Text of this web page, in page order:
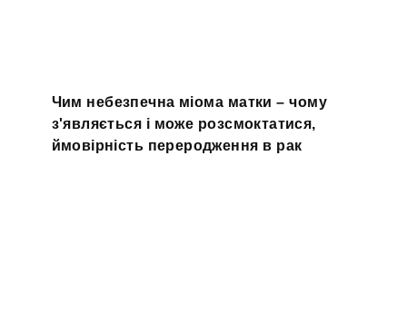
Чим небезпечна міома матки – чому
з'являється і може розсмоктатися,
ймовірність переродження в рак